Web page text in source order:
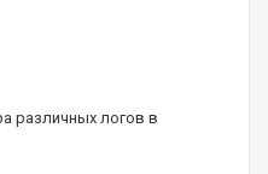
различных логов в